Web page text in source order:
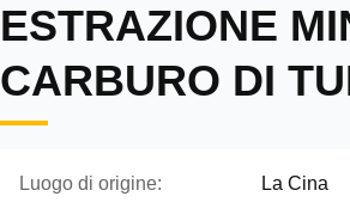
ESTRAZIONE
CARBURO DI
Luogo di origine: La Cina